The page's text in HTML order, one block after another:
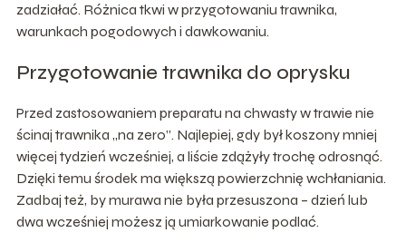
zadziałać. Różnica tkwi w przygotowaniu trawnika,
warunkach pogodowych i dawkowaniu.
Przygotowanie trawnika do oprysku
Przed zastosowaniem preparatu na chwasty w trawie nie
ścinaj trawnika „na zero”. Najlepiej, gdy był koszony mniej
więcej tydzień wcześniej, a liście zdążyły trochę odrosnąć.
Dzięki temu środek ma większą powierzchnię wchłaniania.
Zadbaj też, by murawa nie była przesuszona – dzień lub
dwa wcześniej możesz ją umiarkowanie podlać.